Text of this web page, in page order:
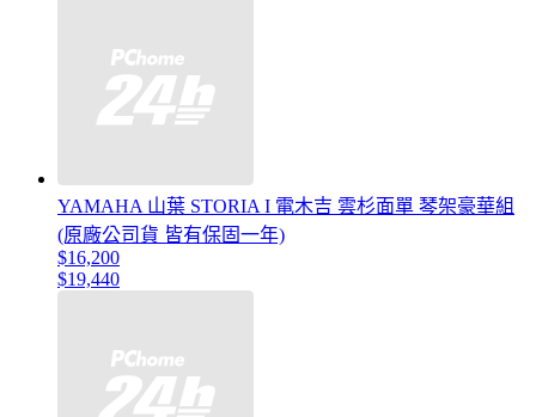
YAMAHA 山葉 STORIA I 電木吉 雲杉面單 琴架豪華組
(原廠公司貨 皆有保固一年)
$16,200
$19,440